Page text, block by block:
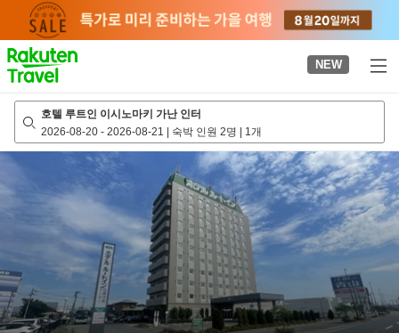
page
NEW
호텔 루트인 이시노마키 가난 인터
2026-08-20 - 2026-08-21 | 숙박 인원 2명 | 1개